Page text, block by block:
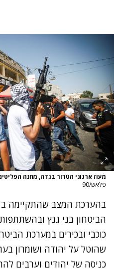
מעוז ארגוני הטרור בגדה, מחנה
פלאש/90
בהערכת המצב שהתקיימה
הביטחון בני גנץ
כוכבי ובכירים במערכת
שהוטל על יהודה ושומרון
כניסה של יהודים וערבים